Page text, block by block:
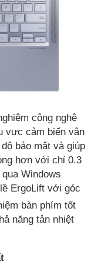
công nghệ
vực cảm biến vân
bảo mật và giúp
hơn với chỉ 0.3
Windows
ErgoLift với góc
bàn phím tốt
năng tản nhiệt